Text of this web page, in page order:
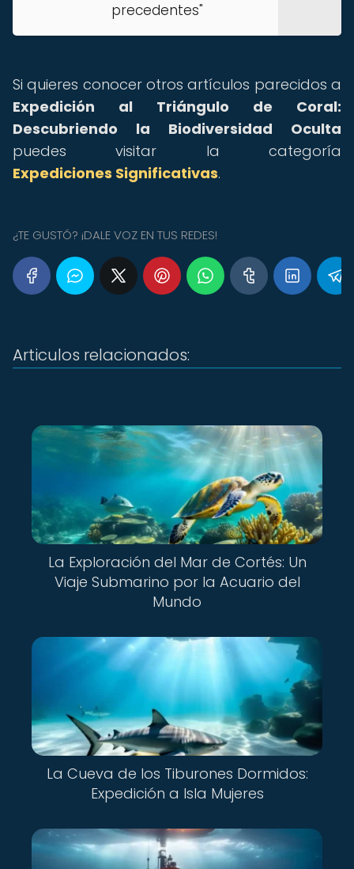
precedentes"
Si quieres conocer otros artículos parecidos a
Expedición al Triángulo de Coral:
Descubriendo la Biodiversidad Oculta
puedes visitar la categoría
Expediciones Significativas.
¿TE GUSTÓ? ¡DALE VOZ EN TUS REDES!
Articulos relacionados:
La Exploración del Mar de Cortés: Un
Viaje Submarino por la Acuario del
Mundo
La Cueva de los Tiburones Dormidos:
Expedición a Isla Mujeres